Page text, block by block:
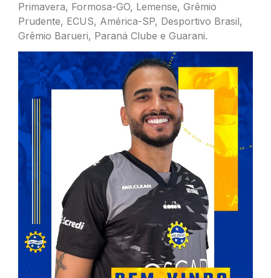
Primavera, Formosa-GO, Lemense, Grêmio
Prudente, ECUS, América-SP, Desportivo Brasil,
Grêmio Barueri, Paraná Clube e Guarani.